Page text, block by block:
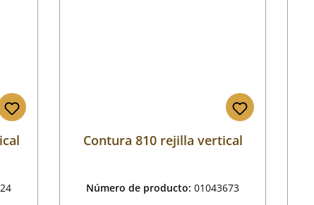
Contura 810 rejilla vertical
Número de producto: 01043673